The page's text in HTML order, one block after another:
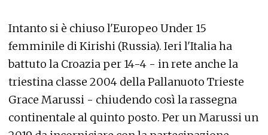
Intanto si è chiuso l'Europeo Under 15
femminile di Kirishi (Russia). Ieri l'Italia ha
battuto la Croazia per 14-4 - in rete anche la
triestina classe 2004 della Pallanuoto Trieste
Grace Marussi - chiudendo così la rassegna
continentale al quinto posto. Per un Marussi un